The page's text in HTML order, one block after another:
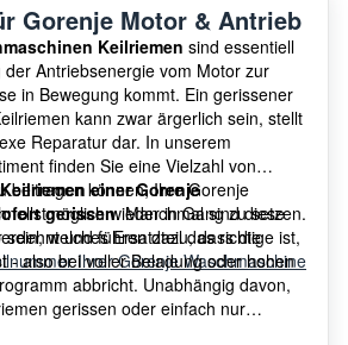
Gorenje Motor & Antrieb
Keilriemen sind essentiell
Antriebsenergie vom Motor zur
in Bewegung kommt. Ein gerissener
kann zwar ärgerlich sein, stellt
Reparatur dar. In unserem
finden Sie eine Vielzahl von
beitragen können, Ihre Gorenje
wieder in Gang zu setzen.
welches Ersatzteil das richtige ist,
Ihrer Gorenje Waschmaschine
Keilriemen einer Gorenje
gerissen. Manchmal sind diese
und führen dazu, dass die
- also bei voller Beladung oder hohen
abbricht. Unabhängig davon,
gerissen oder einfach nur
Sortiment finden Sie garantiert